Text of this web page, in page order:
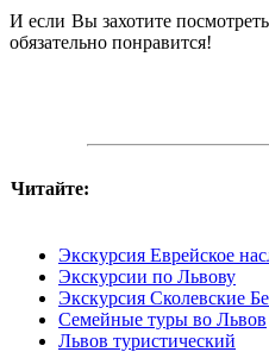
И если Вы захотите
обязательно понравится!
Читайте:
Экскурсия Еврейское
Экскурсии по Львову
Экскурсия Сколевские
Семейные туры во Львов
Львов туристический